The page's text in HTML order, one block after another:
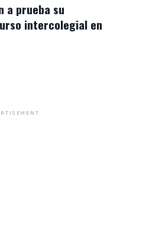
a prueba su
intercolegial en